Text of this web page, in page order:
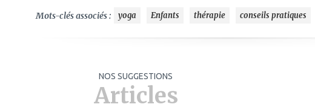
Mots-clés associés : yoga Enfants thérapie conseils pratiques
NOS SUGGESTIONS
Articles